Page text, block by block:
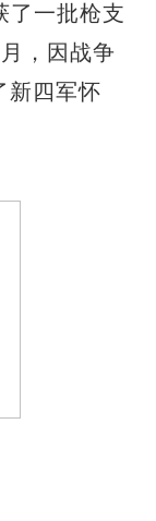
了一批枪支
，因战争
新四军怀